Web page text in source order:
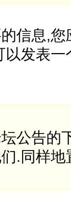
信息,
以发表
公告的
.同样